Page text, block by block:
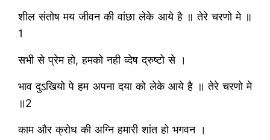
शील संतोष मय जीवन की वांछा लेके आये है ॥ तेरे चरणो मे ॥
1
सभी से प्रेम हो, हमको नही व्देष द्रुष्टो से ।
भाव दुऽखियो पे हम अपना दया को लेके आये है ॥ तेरे चरणो मे
॥2
काम और क्रोध की अग्नि हमारी शांत हो भगवन ।